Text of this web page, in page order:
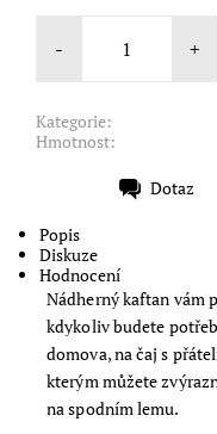
- +
Kategorie:
Hmotnost:
Dotaz
Popis
Diskuze
Hodnocení
Nádherný kaftan vám
kdykoliv budete
domova, na čaj s
kterým můžete
na spodním lemu.